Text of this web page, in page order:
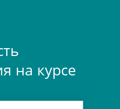
на курсе